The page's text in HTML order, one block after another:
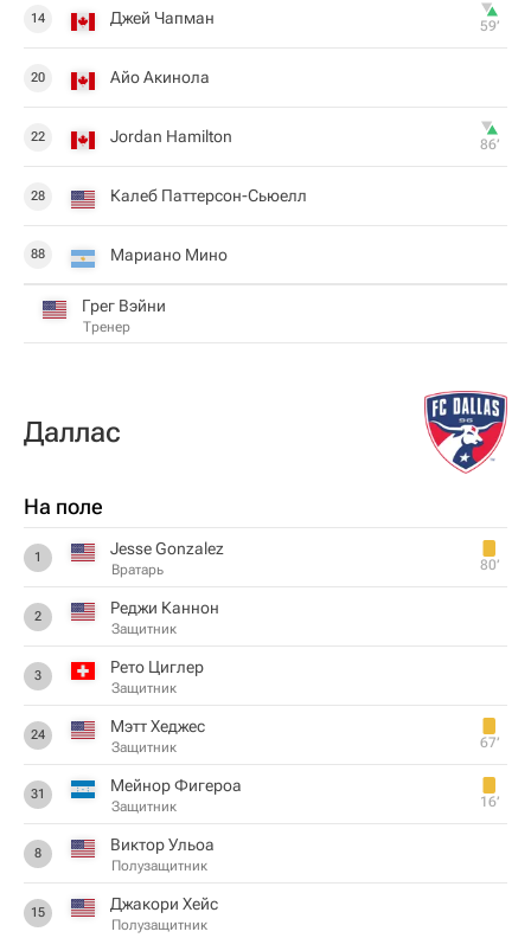
14 Джей Чапман 59‎’‎
20 Айо Акинола
22 Jordan Hamilton 86‎’‎
28 Калеб Паттерсон-Сьюелл
88 Мариано Мино
Грег Вэйни
Тренер
Даллас
На поле
1 Jesse Gonzalez
Вратарь 80‎’‎
2 Реджи Каннон
Защитник
3 Рето Циглер
Защитник
24 Мэтт Хеджес
Защитник 67‎’‎
31 Мейнор Фигероа
Защитник 16‎’‎
8 Виктор Ульоа
Полузащитник
15 Джакори Хейс
Полузащитник